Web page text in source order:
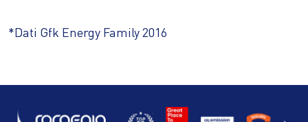
*Dati Gfk Energy Family 2016